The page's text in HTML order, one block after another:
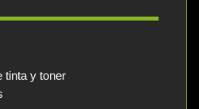
tinta y toner